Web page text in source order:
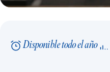
Disponible todo el año